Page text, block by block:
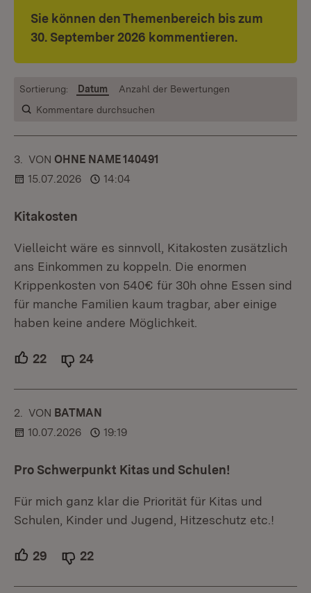
Sie können den Themenbereich bis zum
30. September 2026 kommentieren.
Kommentare durchsuchen
Sortierung: Datum Anzahl der Bewertungen
3. KOMMENTAR
VON :OHNE NAME 140491
15.07.2026
14:04
Kitakosten
Vielleicht wäre es sinnvoll, Kitakosten zusätzlich
ans Einkommen zu koppeln. Die enormen
Krippenkosten von 540€ für 30h ohne Essen sind
für manche Familien kaum tragbar, aber einige
haben keine andere Möglichkeit.
22 Unterstützer.
24
2. KOMMENTAR
VON :BATMAN
10.07.2026
19:19
Pro Schwerpunkt Kitas und Schulen!
Für mich ganz klar die Priorität für Kitas und
Schulen, Kinder und Jugend, Hitzeschutz etc.!
29 Unterstützer.
22